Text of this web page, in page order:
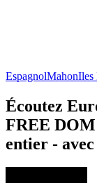
EspagnolMahonIles
Écoutez
FREE DOM
entier -